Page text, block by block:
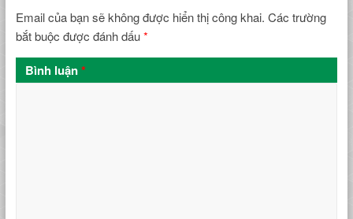
Email của bạn sẽ không được hiển thị công khai. Các trường
bắt buộc được đánh dấu*
Bình luận*